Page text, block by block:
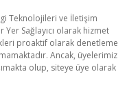
Teknolojileri ve İletişim
Yer Sağlayıcı olarak hizmet
proaktif olarak denetleme
Ancak, üyelerimiz
olup, siteye üye olarak